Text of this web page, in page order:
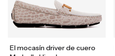
El mocasín driver de cuero